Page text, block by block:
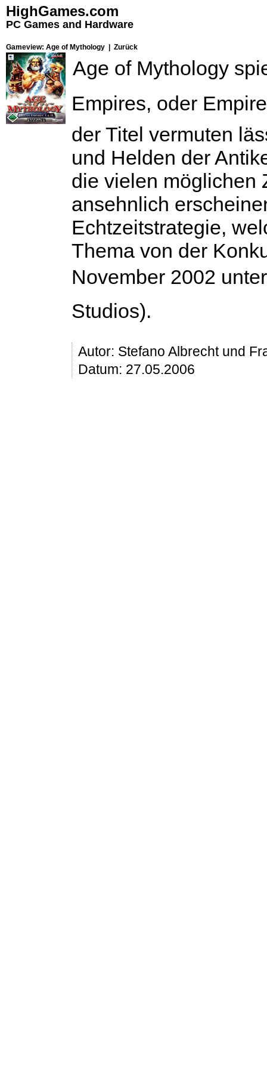
HighGames.com
PC Games and Hardware
Gameview: Age of Mythology | Zurück
Age of Mythology
Empires, oder
der Titel vermuten
und Helden der
die vielen möglichen
ansehnlich
Echtzeitstrategie,
Thema von der
November 2002
Studios).
Autor: Stefano Albrecht und
Datum: 27.05.2006